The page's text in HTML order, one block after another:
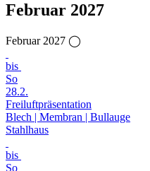
Februar 2027
Februar 2027 ◯
bis
So
28.2.
Freiluftpräsentation
Blech | Membran | Bullauge
Stahlhaus
bis
So